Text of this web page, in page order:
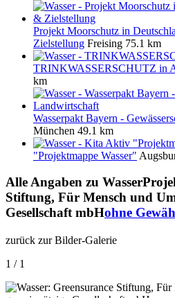
Projekt Moorschutz in
Zielstellung Freising 75.1 km
TRINKWASSERSCHUTZ in
km
Wasserpakt Bayern -
München 49.1 km
"Projektmappe Wasser"
Alle Angaben zu
Stiftung, Für Mensch und
Gesellschaft mbHohne
zurück zur Bilder-Galerie
1 / 1